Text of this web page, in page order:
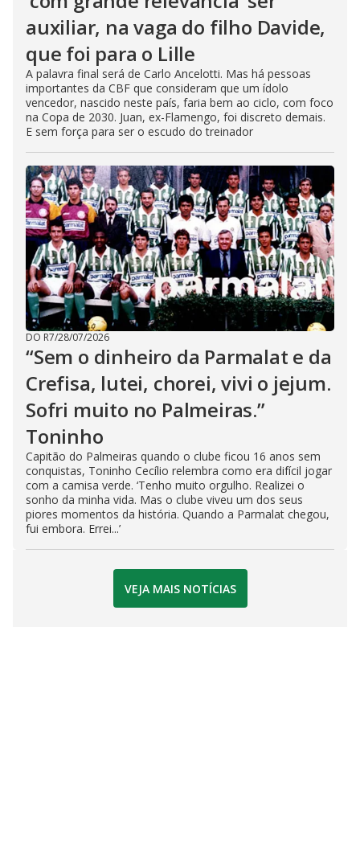
auxiliar, na vaga do filho Davide,
que foi para o Lille
A palavra final será de Carlo Ancelotti. Mas há pessoas
importantes da CBF que consideram que um ídolo
vencedor, nascido neste país, faria bem ao ciclo, com foco
na Copa de 2030. Juan, ex-Flamengo, foi discreto demais.
E sem força para ser o escudo do treinador
DO R7/28/07/2026
“Sem o dinheiro da Parmalat e da
Crefisa, lutei, chorei, vivi o jejum.
Sofri muito no Palmeiras.”
Toninho
Capitão do Palmeiras quando o clube ficou 16 anos sem
conquistas, Toninho Cecílio relembra como era difícil jogar
com a camisa verde. ‘Tenho muito orgulho. Realizei o
sonho da minha vida. Mas o clube viveu um dos seus
piores momentos da história. Quando a Parmalat chegou,
fui embora. Errei...’
VEJA MAIS NOTÍCIAS